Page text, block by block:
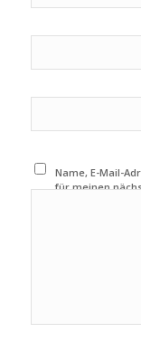
Name, E-Mail-
für meinen